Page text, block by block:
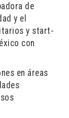
de
y el
y start-
con
en áreas